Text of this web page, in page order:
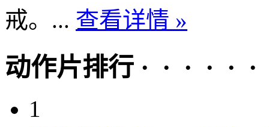
戒。... 查看详情 »
动作片排行 · · · · · ·
1